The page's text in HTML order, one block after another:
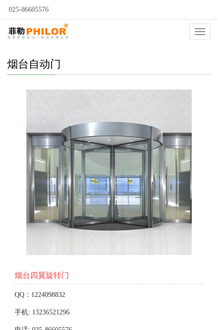
025-86605576
自动门
烟台自动门
烟台四翼旋转门
QQ：1224098832
手机: 13236521296